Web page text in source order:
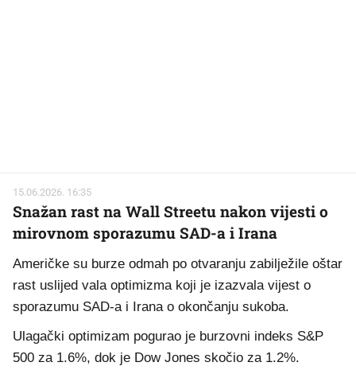
15.06.2026. 16:35
Snažan rast na Wall Streetu nakon vijesti o
mirovnom sporazumu SAD-a i Irana
Američke su burze odmah po otvaranju zabilježile oštar
rast uslijed vala optimizma koji je izazvala vijest o
sporazumu SAD-a i Irana o okončanju sukoba.
Ulagački optimizam pogurao je burzovni indeks S&P
500 za 1.6%, dok je Dow Jones skočio za 1.2%.